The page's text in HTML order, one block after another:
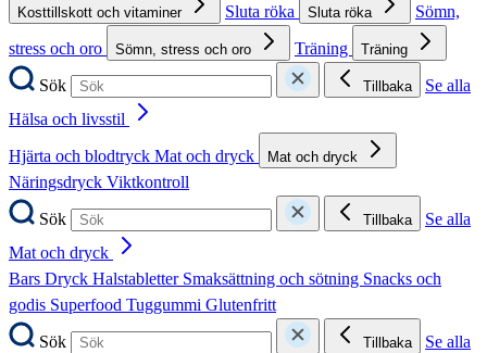
Kosttillskott och vitaminer Sluta röka Sluta röka
Sömn,
stress och oro
Sömn, stress och oro Träning Träning
Sök Tillbaka
Se alla
Hälsa och livsstil
Hjärta och blodtryck Mat och dryck Mat och dryck
Näringsdryck Viktkontroll
Sök
Tillbaka
Se alla
Mat och dryck
Bars Dryck Halstabletter Smaksättning och sötning Snacks och
godis Superfood Tuggummi Glutenfritt
Sök
Tillbaka
Se alla